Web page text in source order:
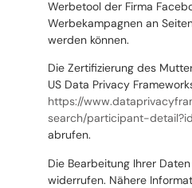
Werbetool der Firma
Werbekampagnen an
werden können.
Die Zertifizierung des
US Data Privacy
https://
search/participant-
abrufen.
Die Bearbeitung Ihrer
widerrufen. Nähere